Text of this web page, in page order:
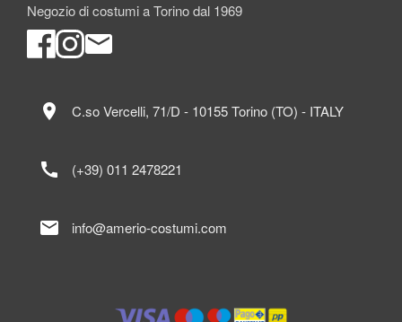
Negozio di costumi a Torino dal 1969
location_on C.so Vercelli, 71/D - 10155 Torino (TO) - ITALY
call (+39) 011 2478221
mail info@amerio-costumi.com